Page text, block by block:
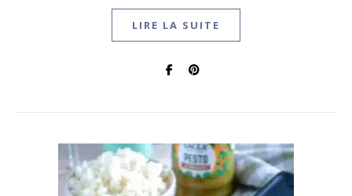
LIRE LA SUITE